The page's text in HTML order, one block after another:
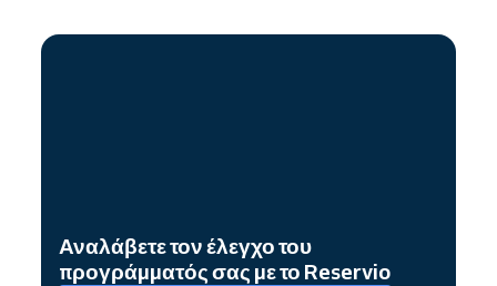
Αναλάβετε τον έλεγχο του
προγράμματός σας με το Reservio